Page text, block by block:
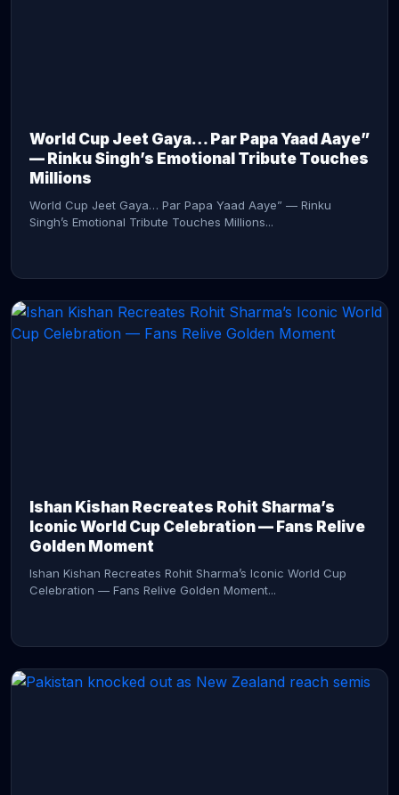
World Cup Jeet Gaya… Par Papa Yaad Aaye”
— Rinku Singh’s Emotional Tribute Touches
Millions
World Cup Jeet Gaya… Par Papa Yaad Aaye” — Rinku
Singh’s Emotional Tribute Touches Millions...
Ishan Kishan Recreates Rohit Sharma’s
Iconic World Cup Celebration — Fans Relive
Golden Moment
Ishan Kishan Recreates Rohit Sharma’s Iconic World Cup
Celebration — Fans Relive Golden Moment...